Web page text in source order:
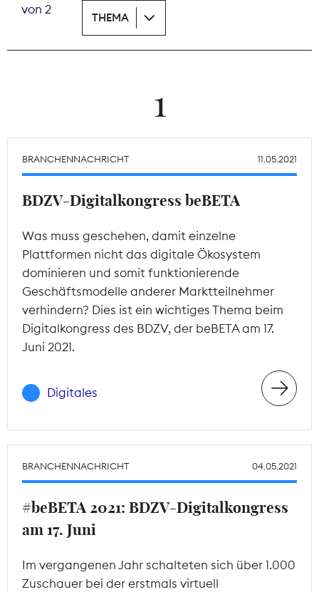
Wächterpreis
Mitgliederbereich
von 2
THEMA
1
BRANCHENNACHRICHT 11.05.2021
BDZV-Digitalkongress beBETA
Was muss geschehen, damit einzelne
Plattformen nicht das digitale Ökosystem
dominieren und somit funktionierende
Geschäftsmodelle anderer Marktteilnehmer
verhindern? Dies ist ein wichtiges Thema beim
Digitalkongress des BDZV, der beBETA am 17.
Juni 2021.
Digitales
BRANCHENNACHRICHT 04.05.2021
#beBETA 2021: BDZV-Digitalkongress
am 17. Juni
Im vergangenen Jahr schalteten sich über 1.000
Zuschauer bei der erstmals virtuell